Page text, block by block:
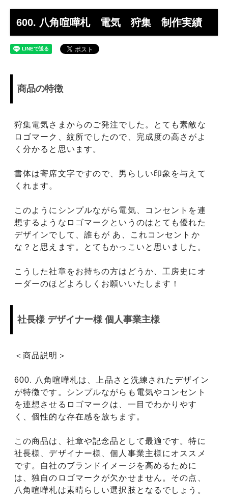
600. 八角喧嘩札 電気 狩集 制作実績
商品の特徴
狩集電気さまからのご発注でした。とても素敵な
ロゴマーク、紋所でしたので、完成度の高さがよ
く分かると思います。
書体は寄席文字ですので、男らしい印象を与えて
くれます。
このようにシンプルながら電気、コンセントを連
想するようなロゴマークというのはとても優れた
デザインでして、誰もが あ、これコンセントか
な？と思えます。とてもかっこいと思いました。
こうした社章をお持ちの方はどうか、工房史にオ
ーダーのほどよろしくお願いいたします！
社長様 デザイナー様 個人事業主様
＜商品説明＞
600. 八角喧嘩札は、上品さと洗練されたデザイン
が特徴です。シンプルながらも電気やコンセント
を連想させるロゴマークは、一目でわかりやす
く、個性的な存在感を放ちます。
この商品は、社章や記念品として最適です。特に
社長様、デザイナー様、個人事業主様にオススメ
です。自社のブランドイメージを高めるために
は、独自のロゴマークが欠かせません。その点、
八角喧嘩札は素晴らしい選択肢となるでしょう。